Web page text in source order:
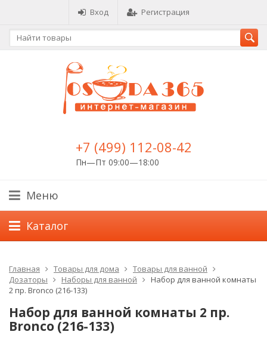
Вход Регистрация
+7 (499) 112-08-42
Пн—Пт 09:00—18:00
Меню
Каталог
Главная Товары для дома
Товары для ванной
Дозаторы
Наборы для ванной
Набор для ванной комнаты
2 пр. Bronco (216-133)
Набор для ванной комнаты 2 пр.
Bronco (216-133)